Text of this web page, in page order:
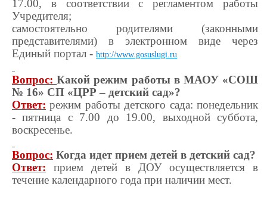
17.00, в соответствии с регламентом работы
Учредителя;
самостоятельно родителями (законными
представителями) в электронном виде через
Единый портал - http://www.gosuslugi.ru
Вопрос: Какой режим работы в МАОУ «СОШ
№ 16» СП «ЦРР – детский сад»?
Ответ: режим работы детского сада: понедельник
- пятница с 7.00 до 19.00, выходной суббота,
воскресенье.
Вопрос: Когда идет прием детей в детский сад?
Ответ: прием детей в ДОУ осуществляется в
течение календарного года при наличии мест.